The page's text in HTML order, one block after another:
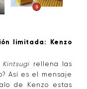
limitada: Kenzo
Kintsugi rellena las
Así es el mensaje
de Kenzo estas